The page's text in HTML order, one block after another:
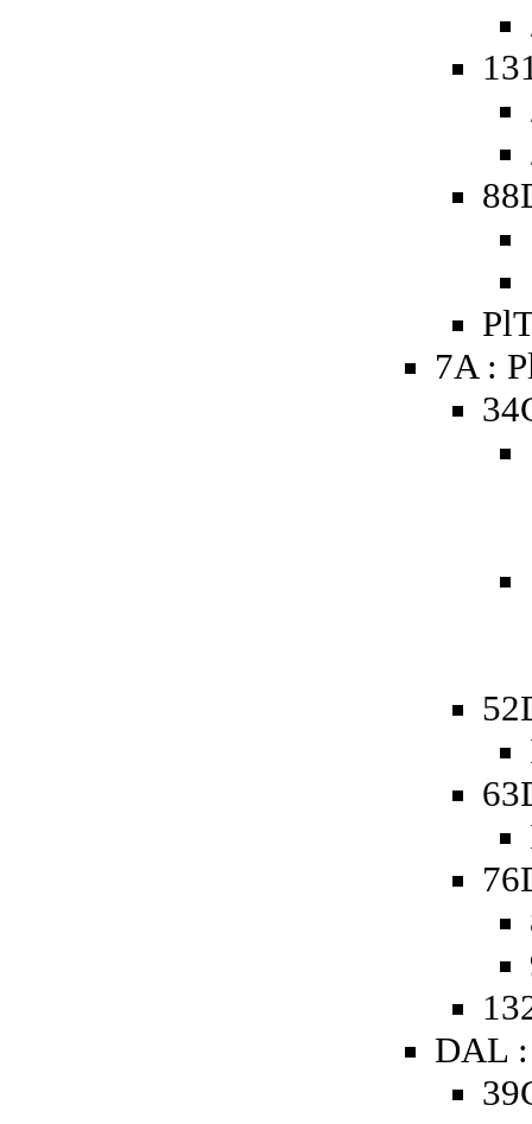
7A :
DAL :